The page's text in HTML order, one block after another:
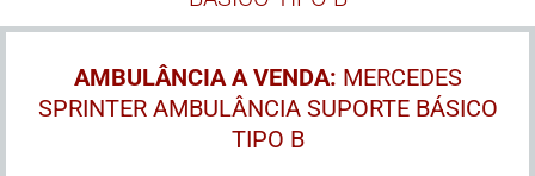
AMBULÂNCIA A VENDA: MERCEDES
SPRINTER AMBULÂNCIA SUPORTE BÁSICO
TIPO B